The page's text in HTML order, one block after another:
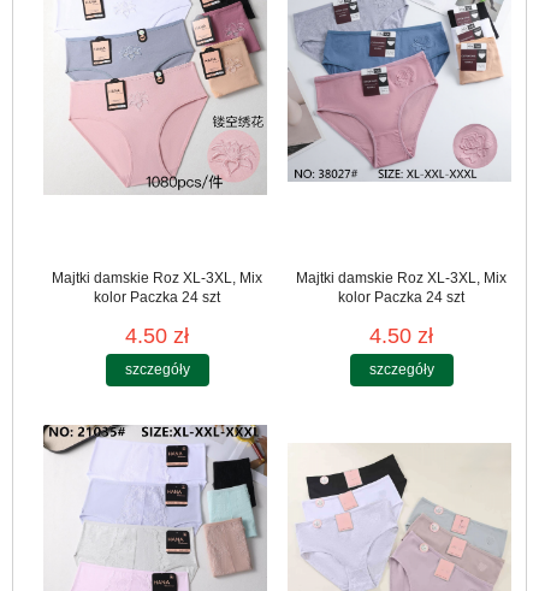
Majtki damskie Roz XL-3XL, Mix
kolor Paczka 24 szt
4.50 zł
szczegóły
Majtki damskie Roz XL-3XL, Mix
kolor Paczka 24 szt
4.50 zł
szczegóły